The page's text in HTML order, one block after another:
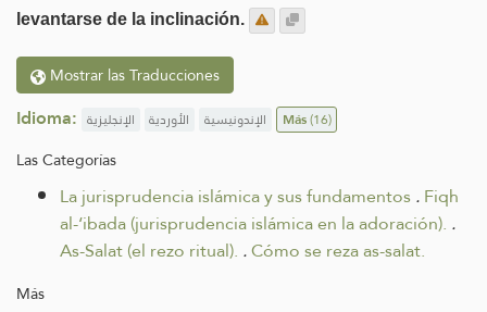
levantarse de la inclinación.
Mostrar las Traducciones
Idioma: الإنجليزية الأوردية الإندونيسية Más(16)
Las Categorías
La jurisprudencia islámica y sus fundamentos.Fiqh
al-‘ibada (jurisprudencia islámica en la adoración). .
As-Salat (el rezo ritual). .Cómo se reza as-salat.
Más